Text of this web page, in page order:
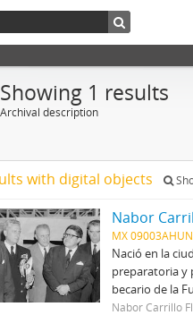
Showing 1 results
Archival description
with digital objects
Nabor
MX
Nació en la
preparatoria y
becario de la
Nabor Carrillo